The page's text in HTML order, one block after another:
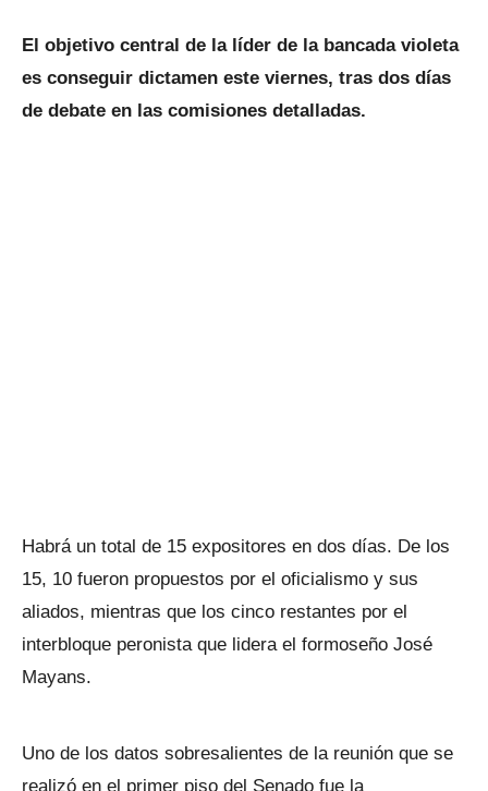
El objetivo central de la líder de la bancada violeta
es conseguir dictamen este viernes, tras dos días
de debate en las comisiones detalladas.
Habrá un total de 15 expositores en dos días. De los
15, 10 fueron propuestos por el oficialismo y sus
aliados, mientras que los cinco restantes por el
interbloque peronista que lidera el formoseño José
Mayans.
Uno de los datos sobresalientes de la reunión que se
realizó en el primer piso del Senado fue la